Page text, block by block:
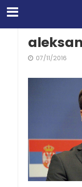
07/11/2016